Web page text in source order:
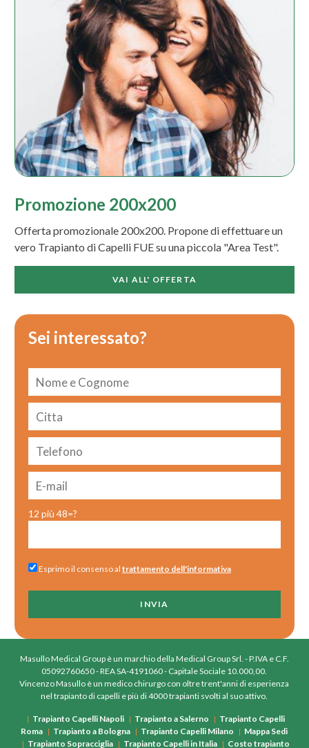
Promozione 200x200
Offerta promozionale 200x200. Propone di effettuare un
vero Trapianto di Capelli FUE su una piccola "Area Test".
VAI ALL' OFFERTA
Sei interessato?
12 più 48=?
Esprimo il consenso al trattamento dell'informativa
Masullo Medical Group è un marchio della Medical Group Srl. - P.IVA e C.F.
05092760650 - REA SA-4191060 - Capitale Sociale 10.000,00.
Vincenzo Masullo è un medico chirurgo con oltre trent'anni di esperienza
nel trapianto di capelli e più di 4000 trapianti svolti al suo attivo.
Trapianto Capelli Napoli Trapianto a Salerno
Trapianto Capelli
Roma
Trapianto a Bologna Trapianto Capelli Milano
Mappa Sedi
Trapianto Sopracciglia
Trapianto Capelli in Italia Costo trapianto